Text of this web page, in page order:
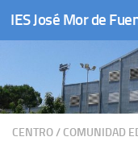
Saltar al contenido
IES José Mor de
CENTRO/ COMUNIDAD